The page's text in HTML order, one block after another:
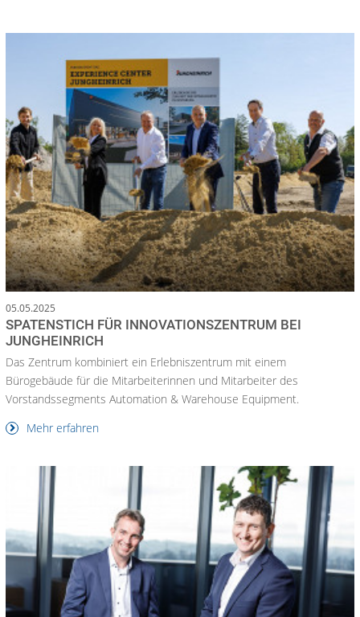
05.05.2025
SPATENSTICH FÜR INNOVATIONSZENTRUM BEI
JUNGHEINRICH
Das Zentrum kombiniert ein Erlebniszentrum mit einem
Bürogebäude für die Mitarbeiterinnen und Mitarbeiter des
Vorstandssegments Automation & Warehouse Equipment.
Mehr erfahren